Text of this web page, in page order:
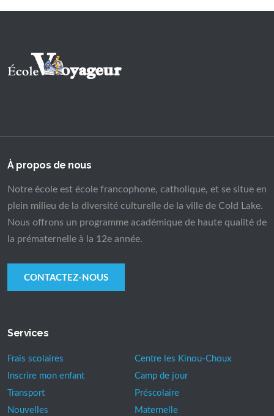
À propos de nous
Notre école est école francophone, catholique, et se situe en
plein milieu de la diversité culturelle de la ville de Cold Lake.
Nous offrons un programme académique de haute qualité de
la prématernelle à la 12e année.
CONTACTEZ-NOUS
Services
Frais scolaires
Centre les Kinou-Choux
Inscrire mon enfant
Camp de jour
Transport
Préscolaire
Nouvelles
Maternelle